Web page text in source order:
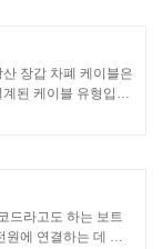
장갑 차폐 케이블은
된 케이블 유형입니
드라고도 하는 보트
원에 연결하는 데 사